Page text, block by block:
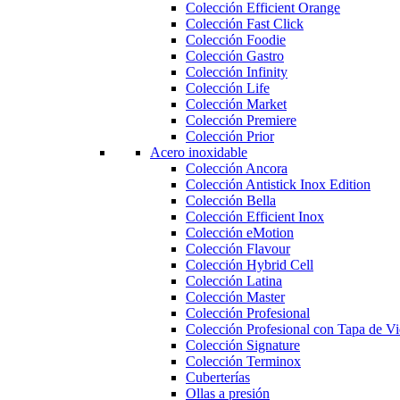
Colección Efficient Orange
Colección Fast Click
Colección Foodie
Colección Gastro
Colección Infinity
Colección Life
Colección Market
Colección Premiere
Colección Prior
Acero inoxidable
Colección Ancora
Colección Antistick Inox Edition
Colección Bella
Colección Efficient Inox
Colección eMotion
Colección Flavour
Colección Hybrid Cell
Colección Latina
Colección Master
Colección Profesional
Colección Profesional con Tapa de
Colección Signature
Colección Terminox
Cuberterías
Ollas a presión